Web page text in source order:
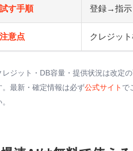
す手順 登録→指
意点 クレジッ
ジット・DB容量・提供状況は改定
。最新・確定情報は必ず公式サイト で